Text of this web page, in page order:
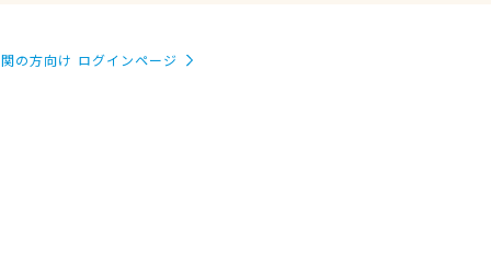
の方向け ログインページ